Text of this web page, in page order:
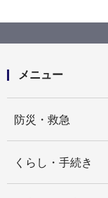
公共建築
子安小学校
メニュー
防災・救急
くらし・手続き